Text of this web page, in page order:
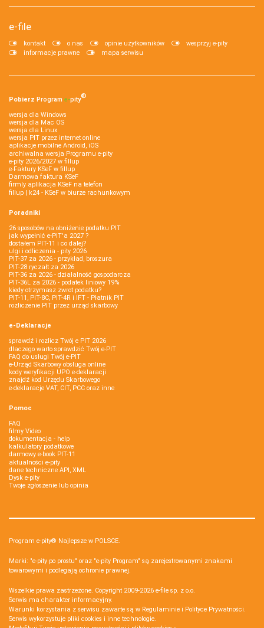
e-file
kontakt o nas opinie użytkowników
wesprzyj e-pity
informacje prawne
mapa serwisu
Pobierz Program e‑pity®
wersja dla Windows
wersja dla Mac OS
wersja dla Linux
wersja PIT przez internet online
aplikacje mobilne Android, iOS
archiwalna wersja Programu e-pity
e-pity 2026/2027 w fillup
e‑Faktury KSeF w fillup
Darmowa faktura KSeF
firmly aplikacja KSeF na telefon
fillup | k24 - KSeF w biurze rachunkowym
Poradniki
26 sposobów na obniżenie podatku PIT
jak wypełnić e-PIT'a 2027 ?
dostałem PIT-11 i co dalej?
ulgi i odliczenia - pity 2026
PIT-37 za 2026 - przykład, broszura
PIT-28 ryczałt za 2026
PIT-36 za 2026 - działalność gospodarcza
PIT-36L za 2026 - podatek liniowy 19%
kiedy otrzymasz zwrot podatku?
PIT-11, PIT-8C, PIT-4R i IFT - Płatnik PIT
rozliczenie PIT przez urząd skarbowy
e-Deklaracje
sprawdź i rozlicz Twój e PIT 2026
dlaczego warto sprawdzić Twój e-PIT
FAQ do usługi Twój e-PIT
e-Urząd Skarbowy obsługa online
kody weryfikacji UPO e-deklaracji
znajdź kod Urzędu Skarbowego
e-deklaracje VAT, CIT, PCC oraz inne
Pomoc
FAQ
filmy Video
dokumentacja - help
kalkulatory podatkowe
darmowy e-book PIT-11
aktualności e-pity
dane techniczne API, XML
Dysk e-pity
Twoje zgłoszenie lub opinia
Program e-pity® Najlepsze w POLSCE.
Marki: "e-pity po prostu" oraz "e-pity Program" są zarejestrowanymi znakami
towarowymi i podlegają ochronie prawnej.
Wszelkie prawa zastrzeżone. Copyright 2009-2026 e-file sp. z o.o.
Serwis ma charakter informacyjny.
Warunki korzystania z serwisu zawarte są w Regulaminie i Polityce Prywatności.
Serwis wykorzystuje pliki cookies i inne technologie.